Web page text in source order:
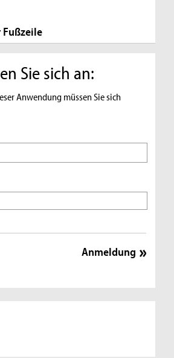
Sie sich an:
Anwendung müssen Sie sich